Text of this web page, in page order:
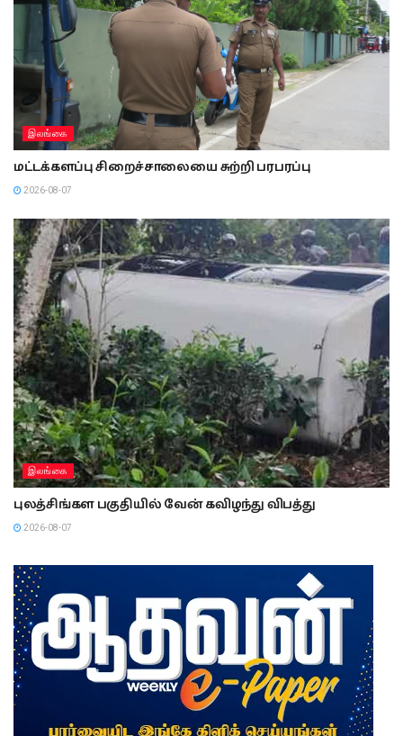
இலங்கை
மட்டக்களப்பு சிறைச்சாலையை சுற்றி பரபரப்பு
2026-08-07
இலங்கை
புலத்சிங்கள பகுதியில் வேன் கவிழந்து விபத்து
2026-08-07